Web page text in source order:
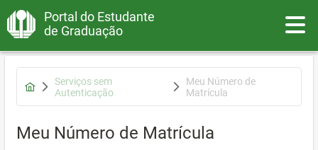
Portal do Estudante
de Graduação
Serviços sem
Autenticação
Meu Número de
Matrícula
Meu Número de Matrícula